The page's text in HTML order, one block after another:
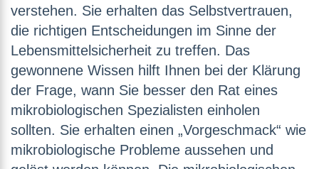
verstehen. Sie erhalten das Selbstvertrauen,
die richtigen Entscheidungen im Sinne der
Lebensmittelsicherheit zu treffen. Das
gewonnene Wissen hilft Ihnen bei der Klärung
der Frage, wann Sie besser den Rat eines
mikrobiologischen Spezialisten einholen
sollten. Sie erhalten einen „Vorgeschmack“ wie
mikrobiologische Probleme aussehen und